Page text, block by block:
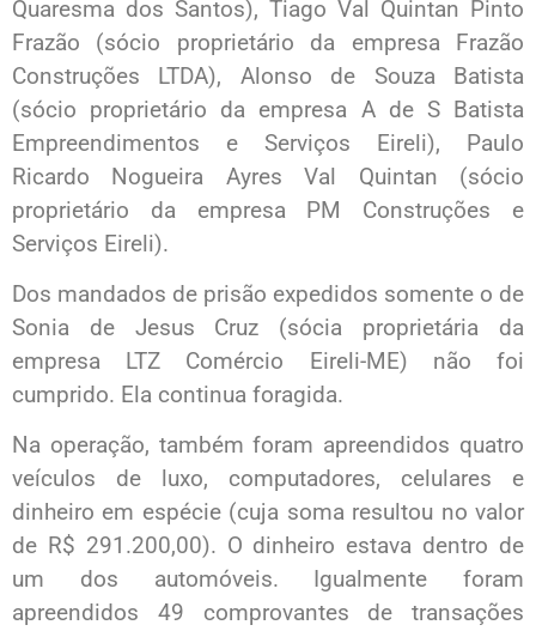
Quaresma dos Santos), Tiago Val Quintan Pinto
Frazão (sócio proprietário da empresa Frazão
Construções LTDA), Alonso de Souza Batista
(sócio proprietário da empresa A de S Batista
Empreendimentos e Serviços Eireli), Paulo
Ricardo Nogueira Ayres Val Quintan (sócio
proprietário da empresa PM Construções e
Serviços Eireli).
Dos mandados de prisão expedidos somente o de
Sonia de Jesus Cruz (sócia proprietária da
empresa LTZ Comércio Eireli-ME) não foi
cumprido. Ela continua foragida.
Na operação, também foram apreendidos quatro
veículos de luxo, computadores, celulares e
dinheiro em espécie (cuja soma resultou no valor
de R$ 291.200,00). O dinheiro estava dentro de
um dos automóveis. Igualmente foram
apreendidos 49 comprovantes de transações